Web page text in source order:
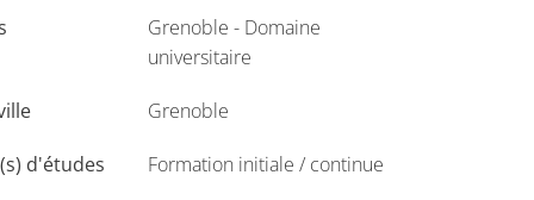
et dans le monde, organisations
et agences de développement)
sur le développement territorial et
Grenoble - Domaine
universitaire
Grenoble
d'études Formation initiale / continue